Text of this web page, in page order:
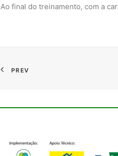
Ao final do treinamento, com a
PREV